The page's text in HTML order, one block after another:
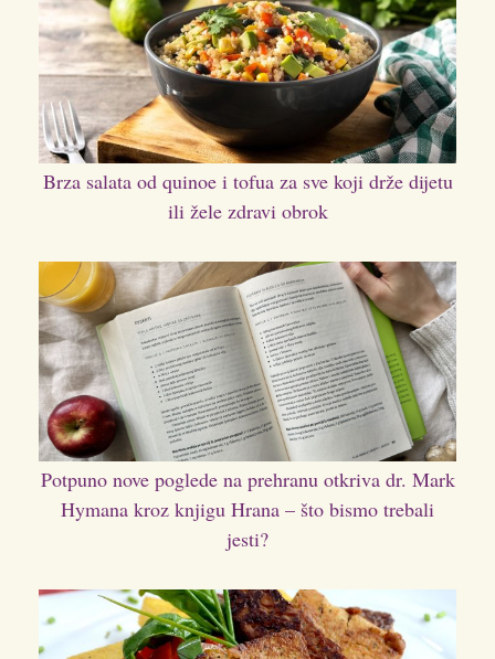
Brza salata od quinoe i tofua za sve koji drže dijetu
ili žele zdravi obrok
Potpuno nove poglede na prehranu otkriva dr. Mark
Hymana kroz knjigu Hrana – što bismo trebali
jesti?